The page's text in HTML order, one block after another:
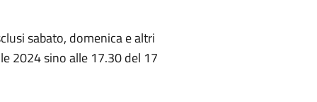
sabato, domenica e altri
2024 sino alle 17.30 del 17